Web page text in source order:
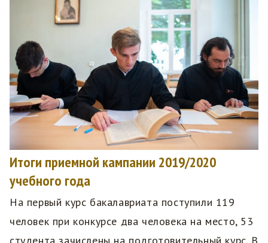
Итоги приемной кампании 2019/2020
учебного года
На первый курс бакалавриата поступили 119
человек при конкурсе два человека на место, 53